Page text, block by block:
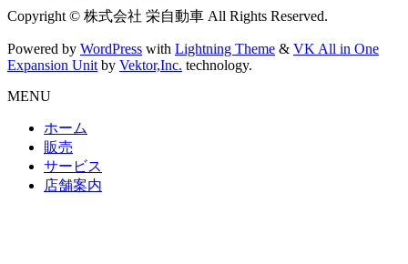
Copyright © 株式会社 栄自動車 All Rights Reserved.
Powered by WordPress with Lightning Theme & VK All in One
Expansion Unit by Vektor,Inc. technology.
MENU
ホーム
販売
サービス
店舗案内